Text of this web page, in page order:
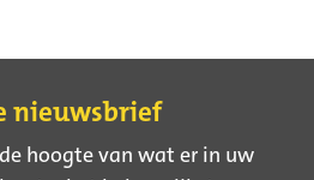
nieuwsbrief
hoogte van wat er in uw